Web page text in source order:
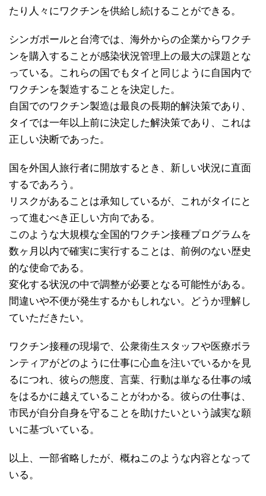
たり人々にワクチンを供給し続けることができる。
シンガポールと台湾では、海外からの企業からワクチ
ンを購入することが感染状況管理上の最大の課題とな
っている。これらの国でもタイと同じように自国内で
ワクチンを製造することを決定した。
自国でのワクチン製造は最良の長期的解決策であり、
タイでは一年以上前に決定した解決策であり、これは
正しい決断であった。
国を外国人旅行者に開放するとき、新しい状況に直面
するであろう。
リスクがあることは承知しているが、これがタイにと
って進むべき正しい方向である。
このような大規模な全国的ワクチン接種プログラムを
数ヶ月以内で確実に実行することは、前例のない歴史
的な使命である。
変化する状況の中で調整が必要となる可能性がある。
間違いや不便が発生するかもしれない。どうか理解し
ていただきたい。
ワクチン接種の現場で、公衆衛生スタッフや医療ボラ
ンティアがどのように仕事に心血を注いでいるかを見
るにつれ、彼らの態度、言葉、行動は単なる仕事の域
をはるかに越えていることがわかる。彼らの仕事は、
市民が自分自身を守ることを助けたいという誠実な願
いに基づいている。
以上、一部省略したが、概ねこのような内容となって
いる。